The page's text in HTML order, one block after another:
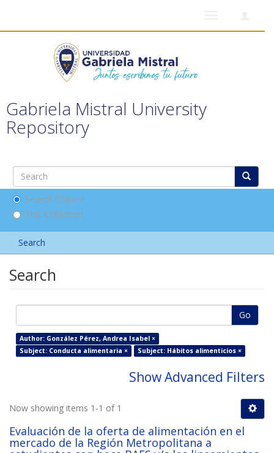
Gabriela Mistral University
Repository
Search DSpace
This Collection
Search
Search
Go
Author: González Pérez, Andrea Isabel ×
Subject: Conducta alimentaria ×
Subject: Hábitos alimenticios ×
Show Advanced Filters
Now showing items 1-1 of 1
Evaluación de la oferta de alimentación en el
mercado de la Región Metropolitana a